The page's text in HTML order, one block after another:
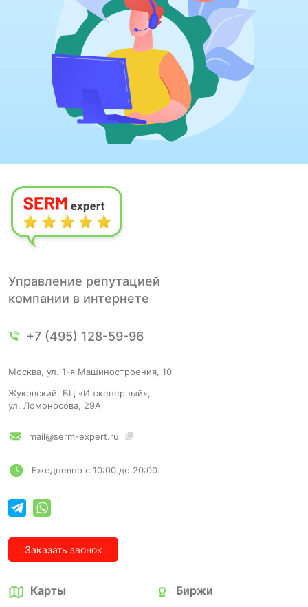
Управление репутацией
компании в интернете
+7 (495) 128-59-96
Москва, ул. 1-я Машиностроения, 10
Жуковский, БЦ «Инженерный»,
ул. Ломоносова, 29А
mail@serm-expert.ru
Ежедневно с 10:00 до 20:00
Заказать звонок
Карты Биржи